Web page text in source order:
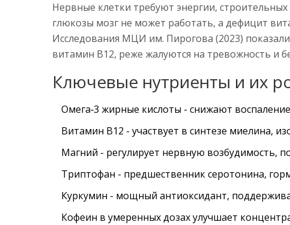
Нервные клетки требуют энергии,
глюкозы мозг не может работать, а дефицит
Исследования МЦИ им. Пирогова (2023)
витамин B12, реже жалуются на тревожность и
Ключевые нутриенты и их
Омега‑3 жирные кислоты - снижают
Витамин B12 - участвует в синтезе миелина,
Магний - регулирует нервную возбудимость,
Триптофан - предшественник серотонина,
Куркумин - мощный антиоксидант,
Кофеин в умеренных дозах улучшает